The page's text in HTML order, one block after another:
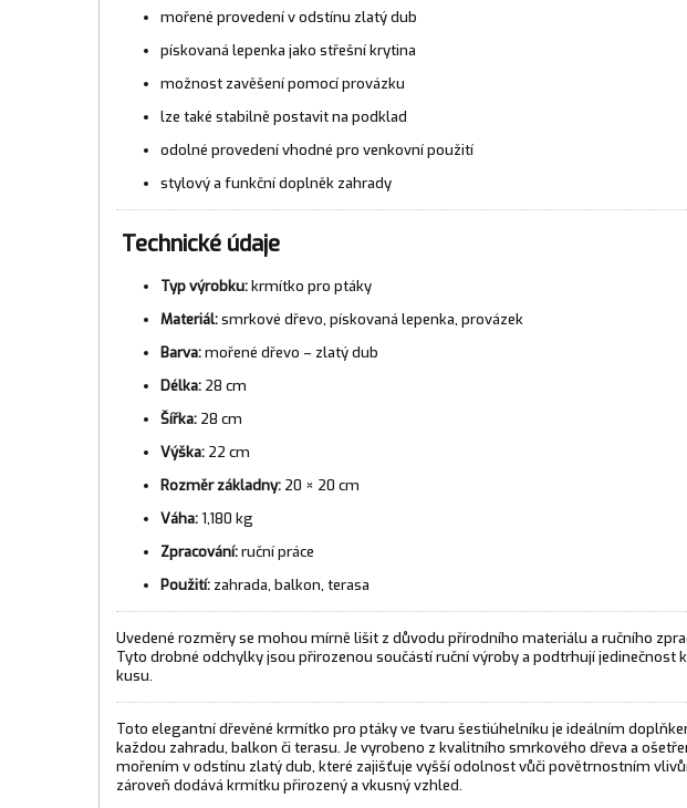
mořené provedení v odstínu zlatý dub
pískovaná lepenka jako střešní krytina
možnost zavěšení pomocí provázku
lze také stabilně postavit na podklad
odolné provedení vhodné pro venkovní použití
stylový a funkční doplněk zahrady
Technické údaje
Typ výrobku:krmítko pro ptáky
Materiál:smrkové dřevo, pískovaná lepenka, provázek
Barva:mořené dřevo – zlatý dub
Délka:28 cm
Šířka:28 cm
Výška:22 cm
Rozměr základny:20 × 20 cm
Váha:1,180 kg
Zpracování:ruční práce
Použití:zahrada, balkon, terasa
Uvedené rozměry se mohou mírně lišit z důvodu přírodního materiálu a ručního
Tyto drobné odchylky jsou přirozenou součástí ruční výroby a podtrhují jedinečnost
kusu.
Toto elegantní dřevěné krmítko pro ptáky ve tvaru šestiúhelníku je ideálním
každou zahradu, balkon či terasu. Je vyrobeno z kvalitního smrkového dřeva a
mořením v odstínu zlatý dub, které zajišťuje vyšší odolnost vůči povětrnostním
zároveň dodává krmítku přirozený a vkusný vzhled.